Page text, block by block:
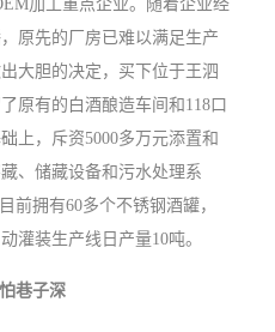
加工重点企业。随着企业经
原先的厂房已难以满足生产
大胆的决定，买下位于王泗
原有的白酒酿造车间和118口
上，斥资5000多万元添置和
、储藏设备和污水处理系
前拥有60多个不锈钢酒罐，
灌装生产线日产量10吨。
巷子深